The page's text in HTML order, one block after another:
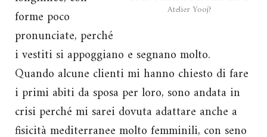
Atelier Yooj?
forme poco
pronunciate, perché
i vestiti si appoggiano e segnano molto.
Quando alcune clienti mi hanno chiesto di fare
i primi abiti da sposa per loro, sono andata in
crisi perché mi sarei dovuta adattare anche a
fisicità mediterranee molto femminili, con seno